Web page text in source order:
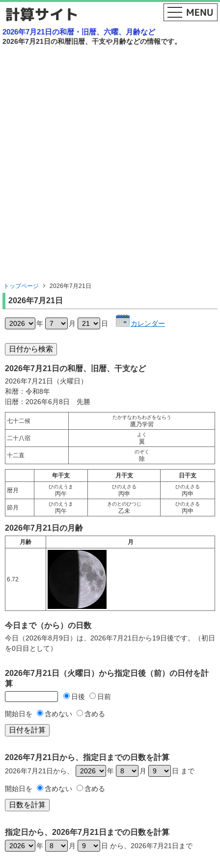
2026年7月21日の和暦・旧暦、六曜、月齢など
2026年7月21日の和暦旧暦、干支や月齢などの情報です。
トップページ 2026年7月21日
2026年7月21日
年 月 日 カレンダー
2026年7月21日の和暦、旧暦、干支など
2026年7月21日（火曜日）
和暦：令和8年
旧暦：2026年6月8日 先勝
七十二候
たかすなわちわざをならう
鷹乃学習
二十八宿
よく
翼
十二直
のぞく
除
年干支 月干支 日干支
暦月
ひのえうま
丙午
ひのえさる
丙申
ひのえさる
丙申
節月
ひのえうま
丙午
きのとのひつじ
乙未
ひのえさる
丙申
2026年7月21日の月齢
月齢 月
6.72
今日まで（から）の日数
今日（2026年8月9日）は、2026年7月21日から19日後です。（初日
を0日目として）
2026年7月21日（火曜日）から指定日後（前）の日付を計
算
日後 日前
開始日を 含めない 含める
2026年7月21日から、指定日までの日数を計算
2026年7月21日から、 年 月 日 まで
開始日を 含めない 含める
指定日から、2026年7月21日までの日数を計算
年 月 日 から、2026年7月21日まで